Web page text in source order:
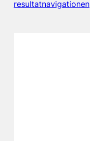
resultatnavigationen